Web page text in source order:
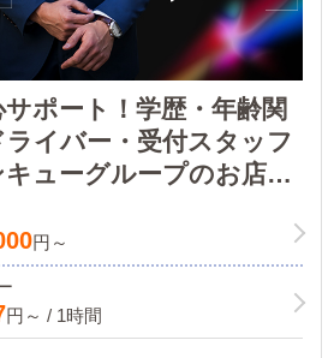
ポート！学歴・年齢関
イバー・受付スタッフ
ューグループのお店だ
円～
円～ / 1時間